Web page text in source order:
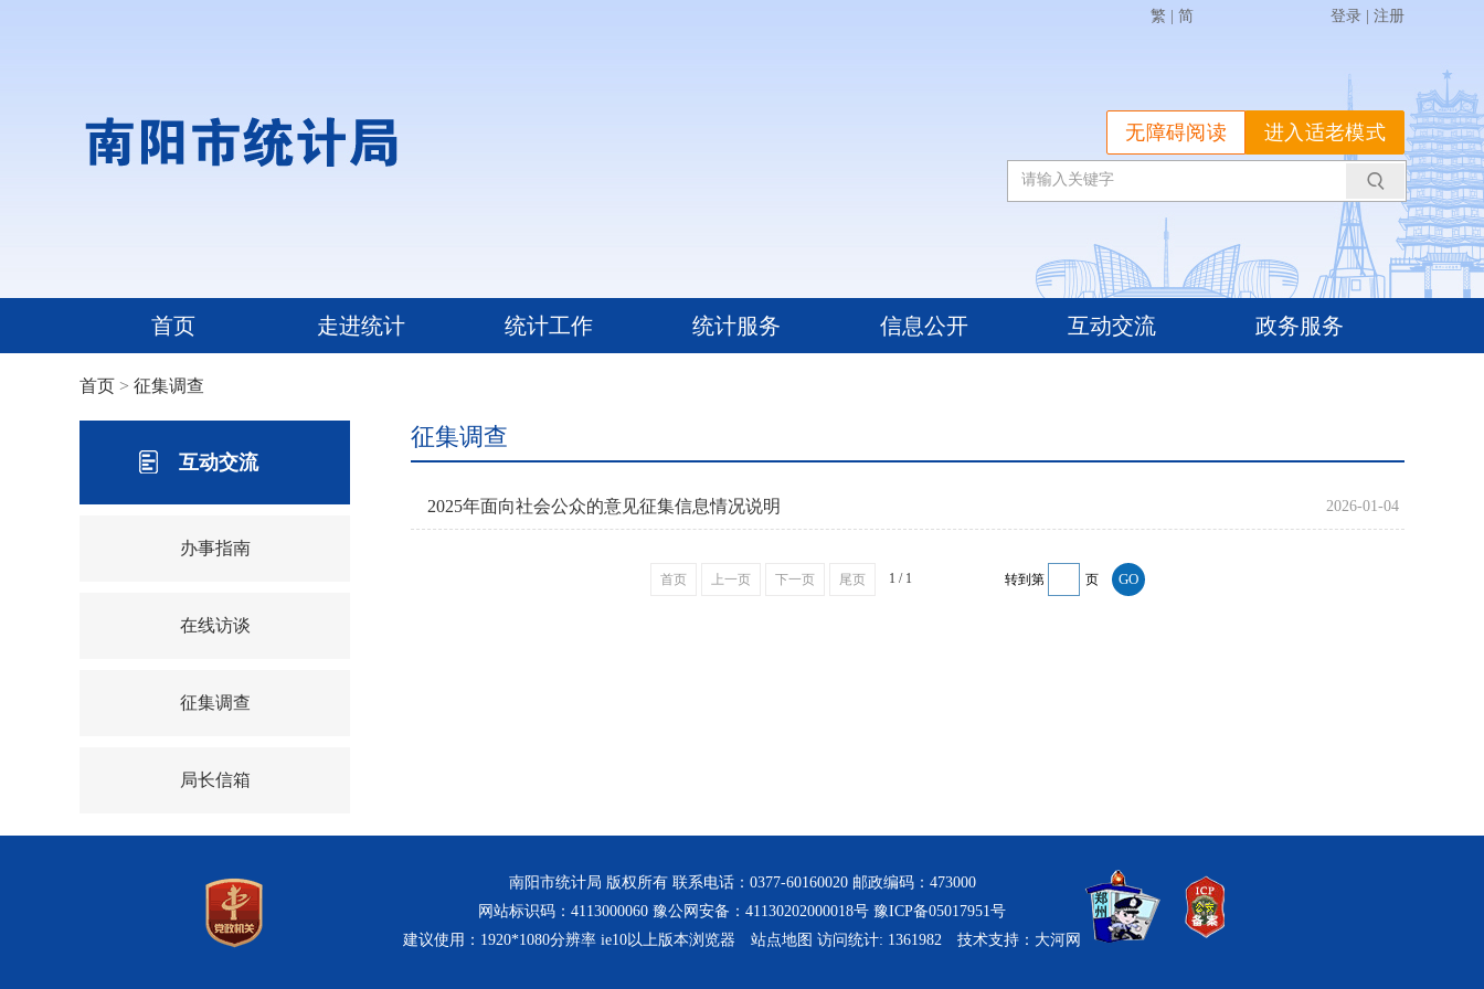
繁 简 登录 注册
进入适老模式
无障碍阅读
首页 走进统计 统计工作 统计服务 信息公开 互动交流 政务服务
首页 > 征集调查
互动交流
办事指南
在线访谈
征集调查
局长信箱
征集调查
2026-01-04
2025年面向社会公众的意见征集信息情况说明
首页 上一页 下一页 尾页 1 / 1 转到第 页
南阳市统计局 版权所有 联系电话：0377-60160020 邮政编码：473000
网站标识码：4113000060 豫公网安备：41130202000018号 豫ICP备05017951号
建议使用：1920*1080分辨率 ie10以上版本浏览器 站点地图 访问统计: 1361982 技术支持： 大河网